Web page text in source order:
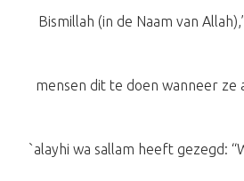
Bismillah (in de Naam van
mensen dit te doen wanneer ze
`alayhi wa sallam heeft gezegd: